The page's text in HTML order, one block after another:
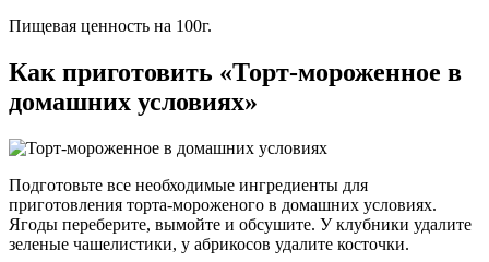
Пищевая ценность на 100г.
Как приготовить «Торт-мороженное в
домашних условиях»
Подготовьте все необходимые ингредиенты для
приготовления торта-мороженого в домашних условиях.
Ягоды переберите, вымойте и обсушите. У клубники удалите
зеленые чашелистики, у абрикосов удалите косточки.